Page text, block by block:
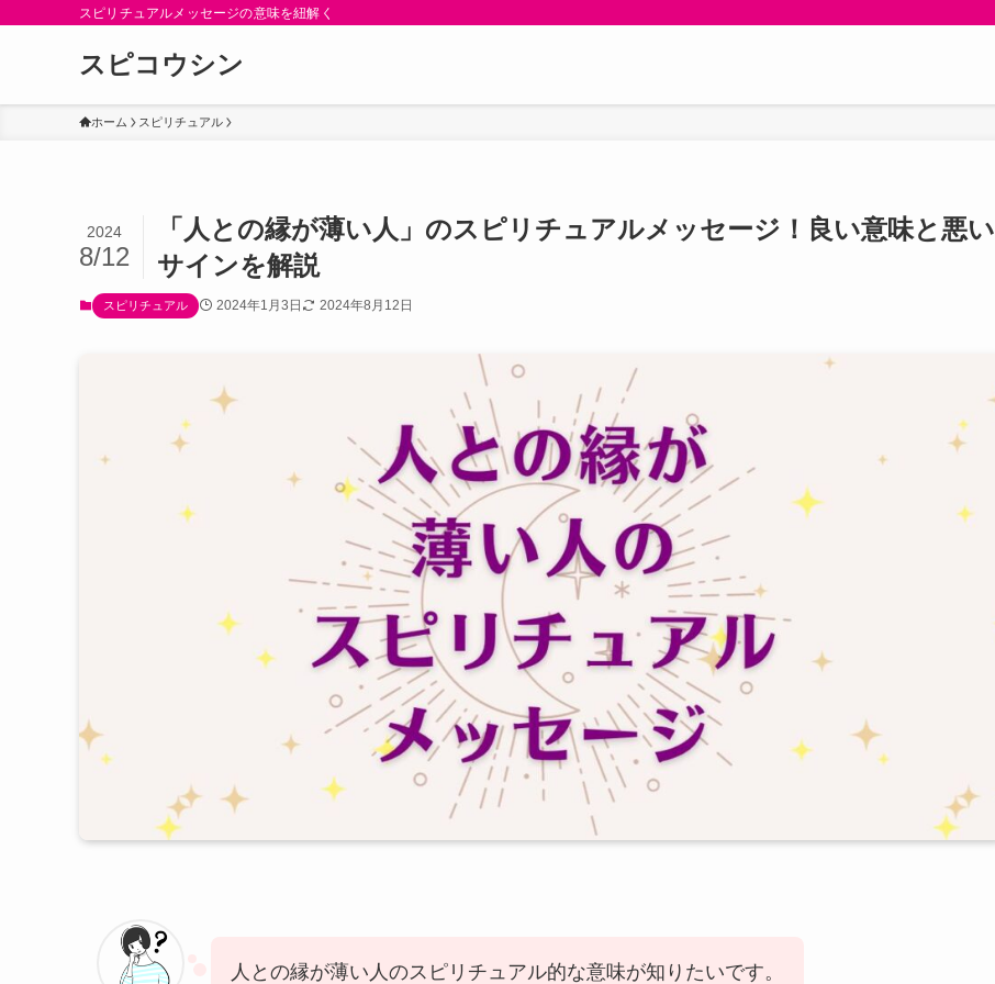
スピリチュアルメッセージの意味を紐解く
スピコウシン
ホーム スピリチュアル
「人との縁が薄い人」のスピリチュアルメッセージ！良い意味と悪い
サインを解説
2024
8/12
スピリチュアル 2024年1月3日 2024年8月12日
人との縁が薄い人のスピリチュアル的な意味が知りたいです。